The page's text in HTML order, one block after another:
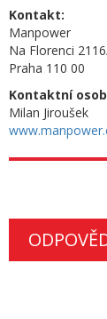
Kontakt:
Manpower
Na Florenci
Praha 110 00
Kontaktní
Milan Jiroušek